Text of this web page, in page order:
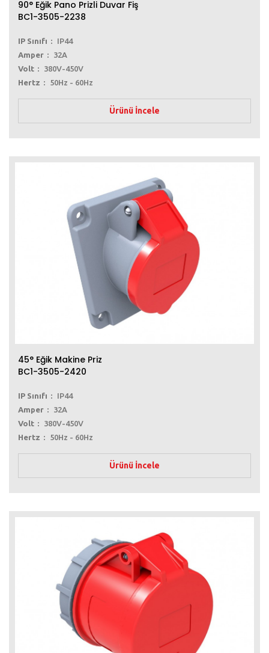
90° Eğik Pano Prizli Duvar Fiş
BC1-3505-2238
IP Sınıfı
IP44
Amper
32A
Volt
380V-450V
Hertz
50Hz - 60Hz
Ürünü İncele
45° Eğik Makine Priz
BC1-3505-2420
IP Sınıfı
IP44
Amper
32A
Volt
380V-450V
Hertz
50Hz - 60Hz
Ürünü İncele